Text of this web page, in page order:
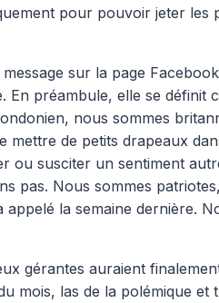
pour pouvoir jeter les
sur la page
En préambule, elle se définit
nous sommes
mettre de petits drapeaux
ou susciter un sentiment
pas. Nous sommes
appelé la semaine dernière.
gérantes auraient
mois, las de la polémique et